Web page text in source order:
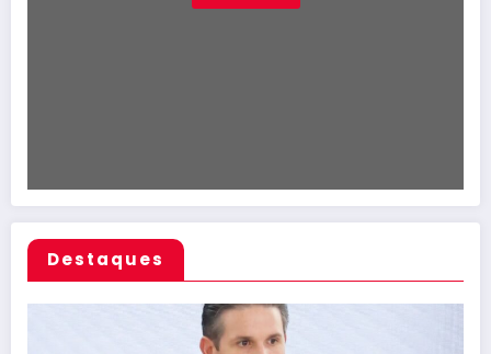
Destaques